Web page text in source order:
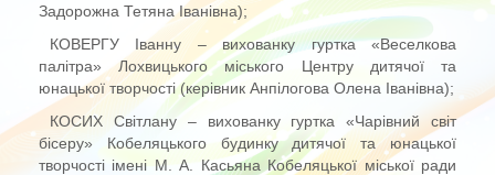
Задорожна Тетяна Іванівна);
КОВЕРГУ Іванну – вихованку гуртка «Веселкова
палітра» Лохвицького міського Центру дитячої та
юнацької творчості (керівник Анпілогова Олена Іванівна);
КОСИХ Світлану – вихованку гуртка «Чарівний світ
бісеру» Кобеляцького будинку дитячої та юнацької
творчості імені М. А. Касьяна Кобеляцької міської ради